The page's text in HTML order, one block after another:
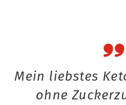
Mein liebstes
ohne